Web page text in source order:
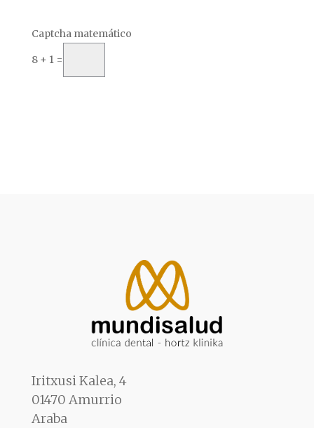
Captcha matemático
8 + 1 =
Iritxusi Kalea, 4
01470 Amurrio
Araba